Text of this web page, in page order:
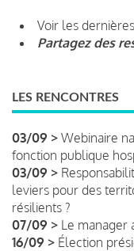
Voir les
Partagez des
LES RENCONTRES
03/09 > Webinaire
fonction publique
03/09 >
leviers pour des
résilients ?
07/09 > Le manager
16/09 > Élection